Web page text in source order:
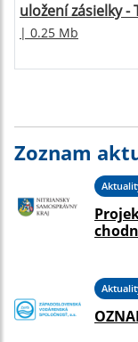
uložení zásielky -
| 0.25 Mb
Zoznam